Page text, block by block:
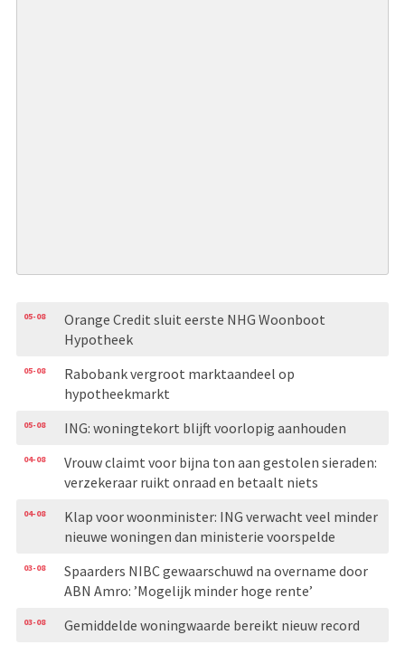
05-08
Orange Credit sluit eerste NHG Woonboot
Hypotheek
05-08
Rabobank vergroot marktaandeel op
hypotheekmarkt
05-08 ING: woningtekort blijft voorlopig aanhouden
04-08
Vrouw claimt voor bijna ton aan gestolen sieraden:
verzekeraar ruikt onraad en betaalt niets
04-08
Klap voor woonminister: ING verwacht veel minder
nieuwe woningen dan ministerie voorspelde
03-08
Spaarders NIBC gewaarschuwd na overname door
ABN Amro: ’Mogelijk minder hoge rente’
03-08 Gemiddelde woningwaarde bereikt nieuw record